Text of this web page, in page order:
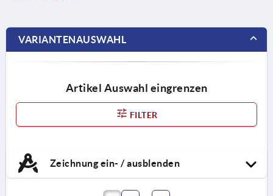
VARIANTENAUSWAHL
Artikel Auswahl eingrenzen
FILTER
Zeichnung ein- / ausblenden